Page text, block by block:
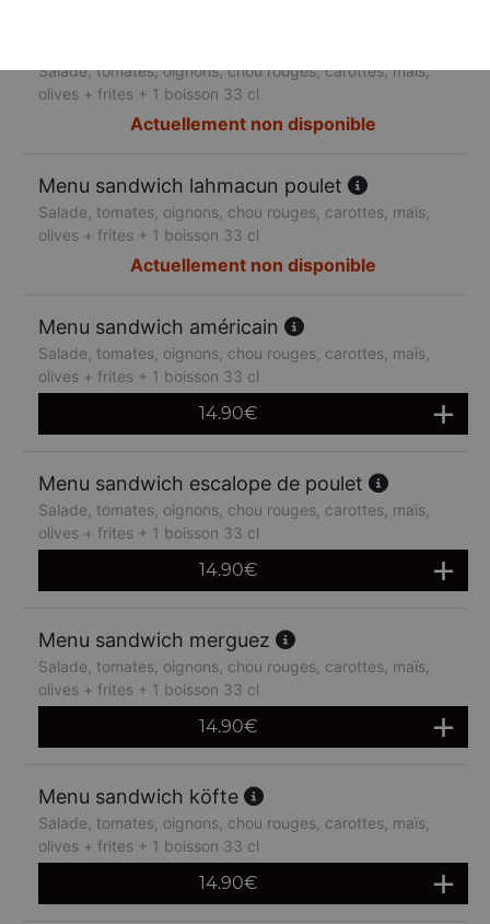
Salade, tomates, oignons, chou rouges, carottes, maïs,
olives + frites + 1 boisson 33 cl
Actuellement non disponible
Menu sandwich lahmacun poulet
Salade, tomates, oignons, chou rouges, carottes, maïs,
olives + frites + 1 boisson 33 cl
Actuellement non disponible
Menu sandwich américain
Salade, tomates, oignons, chou rouges, carottes, maïs,
olives + frites + 1 boisson 33 cl
14.90€
Menu sandwich escalope de poulet
Salade, tomates, oignons, chou rouges, carottes, maïs,
olives + frites + 1 boisson 33 cl
14.90€
Menu sandwich merguez
Salade, tomates, oignons, chou rouges, carottes, maïs,
olives + frites + 1 boisson 33 cl
14.90€
Menu sandwich köfte
Salade, tomates, oignons, chou rouges, carottes, maïs,
olives + frites + 1 boisson 33 cl
14.90€